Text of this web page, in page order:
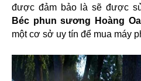
Béc phun sương Hoàng
một cơ sở uy tín để mua máy